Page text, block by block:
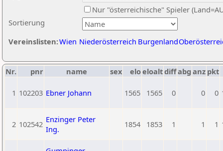
Sortierung
Nur "österreichische" Spieler
Vereinslisten:Wien Niederösterreich Burgenland
Nr. pnr name sex eloeloaltdiffabg anz pkt
1 102203 Ebner Johann 1565 1565 0 0 0
2 102542 Enzinger Peter
Ing.
1854 1853 1 1 1